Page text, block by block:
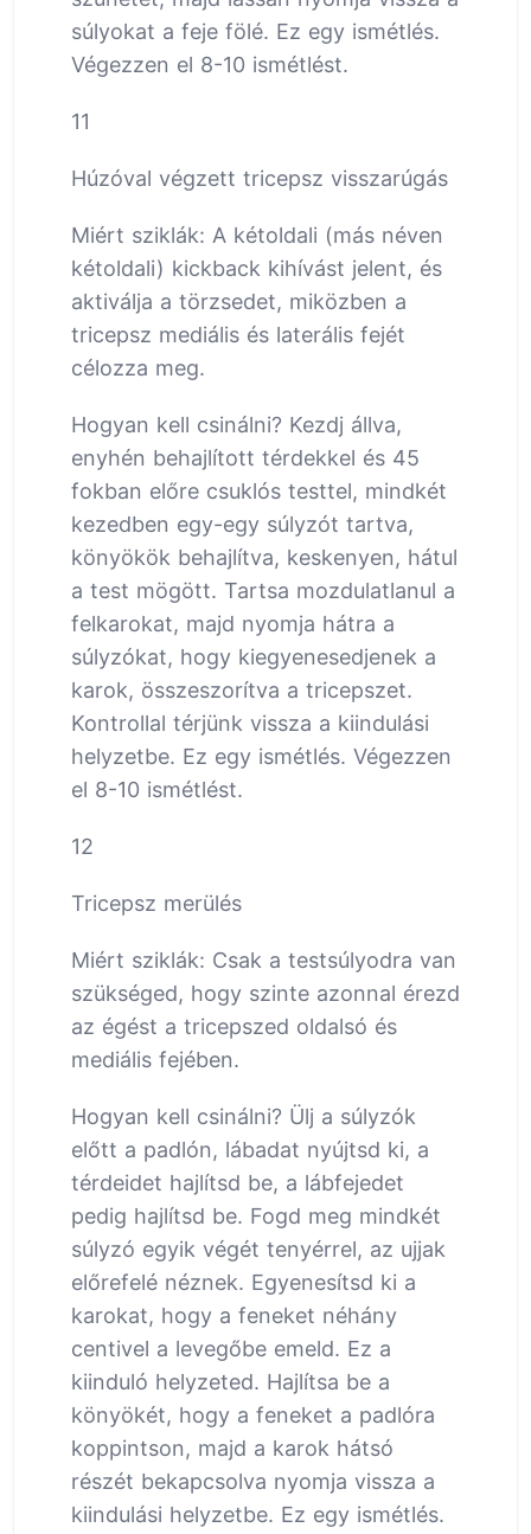
súlyokat a feje fölé. Ez egy ismétlés.
Végezzen el 8-10 ismétlést.
11
Húzóval végzett tricepsz visszarúgás
Miért sziklák: A kétoldali (más néven
kétoldali) kickback kihívást jelent, és
aktiválja a törzsedet, miközben a
tricepsz mediális és laterális fejét
célozza meg.
Hogyan kell csinálni? Kezdj állva,
enyhén behajlított térdekkel és 45
fokban előre csuklós testtel, mindkét
kezedben egy-egy súlyzót tartva,
könyökök behajlítva, keskenyen, hátul
a test mögött. Tartsa mozdulatlanul a
felkarokat, majd nyomja hátra a
súlyzókat, hogy kiegyenesedjenek a
karok, összeszorítva a tricepszet.
Kontrollal térjünk vissza a kiindulási
helyzetbe. Ez egy ismétlés. Végezzen
el 8-10 ismétlést.
12
Tricepsz merülés
Miért sziklák: Csak a testsúlyodra van
szükséged, hogy szinte azonnal érezd
az égést a tricepszed oldalsó és
mediális fejében.
Hogyan kell csinálni? Ülj a súlyzók
előtt a padlón, lábadat nyújtsd ki, a
térdeidet hajlítsd be, a lábfejedet
pedig hajlítsd be. Fogd meg mindkét
súlyzó egyik végét tenyérrel, az ujjak
előrefelé néznek. Egyenesítsd ki a
karokat, hogy a feneket néhány
centivel a levegőbe emeld. Ez a
kiinduló helyzeted. Hajlítsa be a
könyökét, hogy a feneket a padlóra
koppintson, majd a karok hátsó
részét bekapcsolva nyomja vissza a
kiindulási helyzetbe. Ez egy ismétlés.